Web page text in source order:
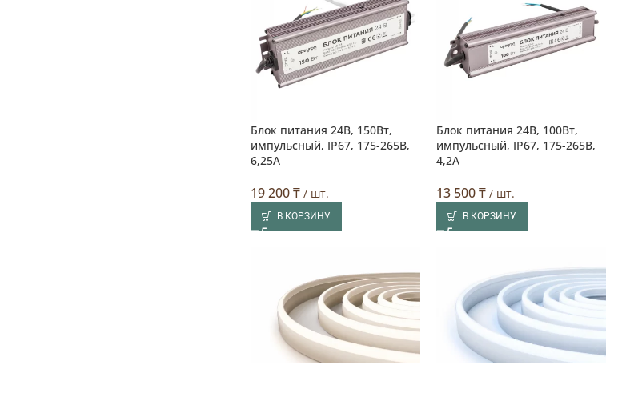
Блок питания 24В, 150Вт,
импульсный, IP67, 175-265В,
6,25А
19 200₸/ шт.
В КОРЗИНУ
Блок питания 24В, 100Вт,
импульсный, IP67, 175-265В,
4,2А
13 500₸ / шт.
В КОРЗИНУ